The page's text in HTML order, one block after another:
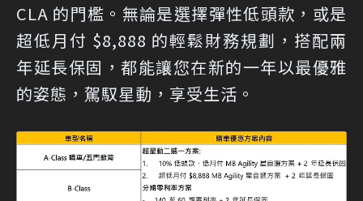
CLA 的門檻。無論是選擇彈性低頭款，或是
超低月付 $8,888 的輕鬆財務規劃，搭配兩
年延長保固，都能讓您在新的一年以最優雅
的姿態，駕馭星動，享受生活。